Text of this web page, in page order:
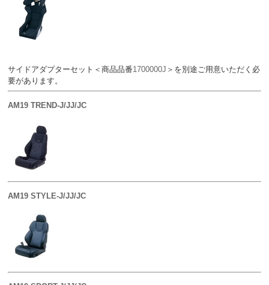
サイドアダプターセット＜商品品番1700000J ＞を別途ご用意いただく必
要があります。
AM19 TREND-J/JJ/JC
AM19 STYLE-J/JJ/JC